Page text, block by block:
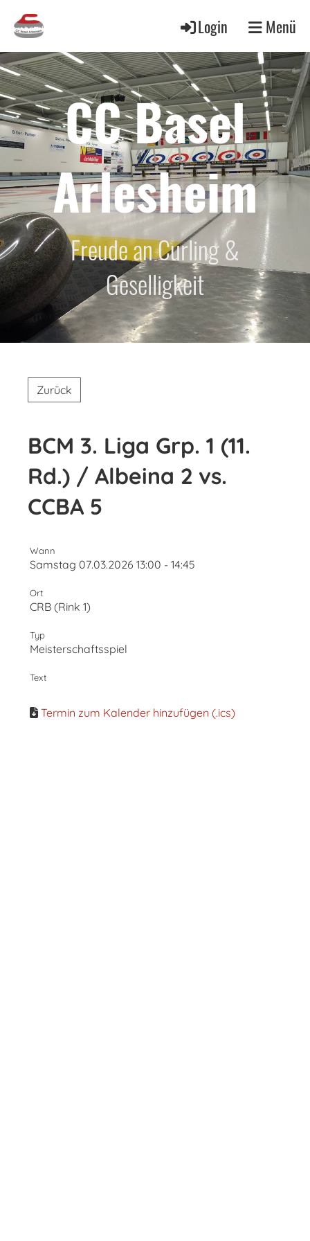
Login Menü
CC Basel
Arlesheim
Freude an Curling &
Geselligkeit
Zurück
BCM 3. Liga Grp. 1 (11.
Rd.) / Albeina 2 vs.
CCBA 5
Wann
Samstag 07.03.2026 13:00 - 14:45
Ort
CRB (Rink 1)
Typ
Meisterschaftsspiel
Text
Termin zum Kalender hinzufügen (.ics)